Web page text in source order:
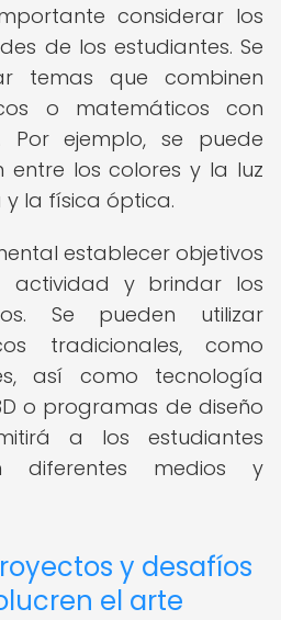
considerar los
de los estudiantes. Se
temas que combinen
o matemáticos con
Por ejemplo, se puede
entre los colores y la luz
la física óptica.
establecer objetivos
y brindar los
Se pueden utilizar
tradicionales, como
así como tecnología
o programas de diseño
a los estudiantes
diferentes medios y
y desafíos
el arte